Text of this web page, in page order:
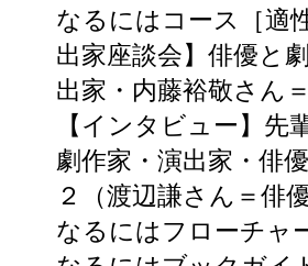
なるにはコース［適
出家座談会】俳優と
出家・内藤裕敬さん
【インタビュー】
劇作家・演出家・俳
２（渡辺謙さん＝俳
なるにはフローチ